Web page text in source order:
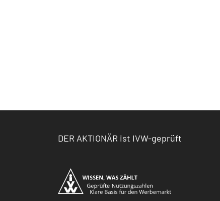
DER AKTIONÄR ist IVW-geprüft